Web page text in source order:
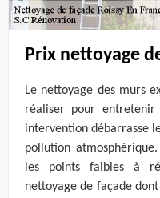
Prix nettoyage
Le nettoyage des murs
réaliser pour
intervention débarrasse
pollution
les points faibles à
nettoyage de façade